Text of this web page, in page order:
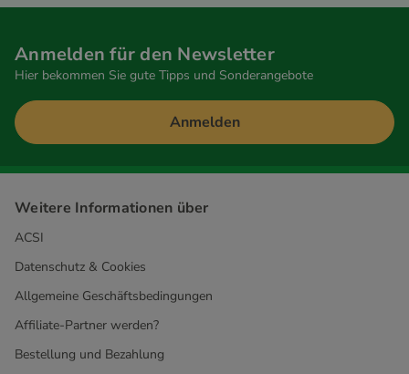
Anmelden für den Newsletter
Hier bekommen Sie gute Tipps und Sonderangebote
Anmelden
Weitere Informationen über
ACSI
Datenschutz & Cookies
Allgemeine Geschäftsbedingungen
Affiliate-Partner werden?
Bestellung und Bezahlung